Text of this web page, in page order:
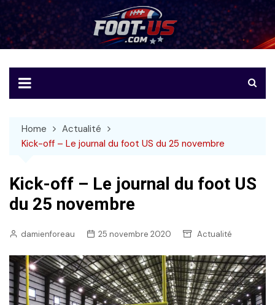
to
content
Foot-US
Le football américain en français
Home
Actualité
Kick-off – Le journal du foot US du 25 novembre
Kick-off – Le journal du foot US
du 25 novembre
damienforeau 25 novembre 2020 Actualité